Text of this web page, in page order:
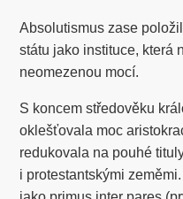
Absolutismus zase
státu jako instituce, která
neomezenou mocí.
S koncem středověku
oklešťovala moc
redukovala na pouhé
i protestantskými